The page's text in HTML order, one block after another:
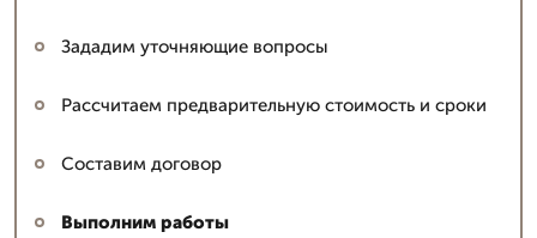
Зададим уточняющие вопросы
Рассчитаем предварительную стоимость и сроки
Составим договор
Выполним работы